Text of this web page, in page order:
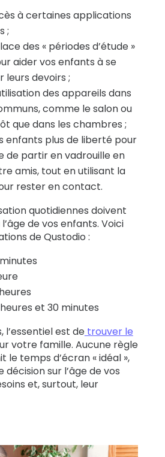
à certaines applications
;
des « périodes d’étude »
aider vos enfants à se
devoirs ;
des appareils dans
comme le salon ou
que dans les chambres ;
enfants plus de liberté pour
de partir en vadrouille en
amis, tout en utilisant la
rester en contact.
quotidiennes doivent
de vos enfants. Voici
de Qustodio :
heures et 30 minutes
l’essentiel est detrouver le
votre famille. Aucune règle
le temps d’écran « idéal »,
sur l’âge de vos
et, surtout, leur